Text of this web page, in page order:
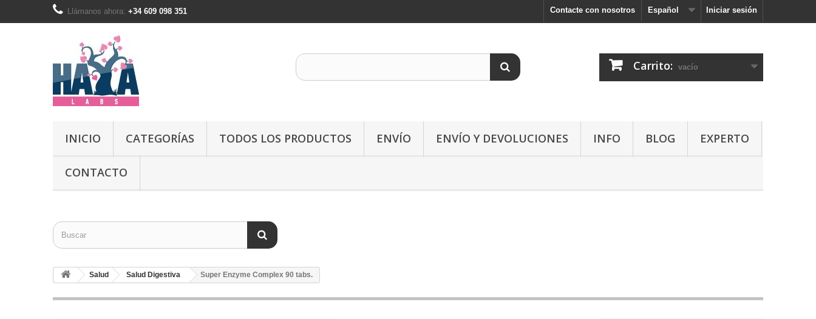
Iniciar sesión
Español
Contacte con nosotros
Llámanos ahora: +34 609 098 351
Carrito: vacío
INICIO CATEGORÍAS TODOS LOS PRODUCTOS ENVÍO ENVÍO Y DEVOLUCIONES INFO BLOG EXPERTO
CONTACTO
Salud Salud Digestiva Super Enzyme Complex 90 tabs.